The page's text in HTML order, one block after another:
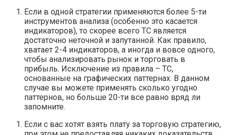
Если в одной стратегии применяются более 5-ти
инструментов анализа (особенно это касается
индикаторов), то скорее всего ТС является
достаточно неточной и запутанной. Как правило,
хватает 2-4 индикаторов, а иногда и вовсе одного,
чтобы анализировать рынок и торговать в
прибыль. Исключение из правила – ТС,
основанные на графических паттернах. В данном
случае вы можете применять сколько угодно
паттернов, но больше 20-ти все равно вряд ли
запомните.
Если с вас хотят взять плату за торговую стратегию,